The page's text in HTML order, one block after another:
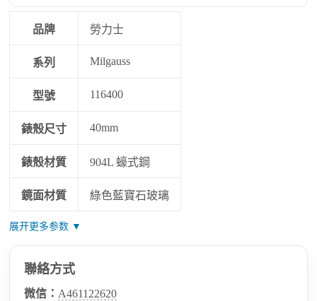
品牌 勞力士
系列 Milgauss
型號 116400
錶殼尺寸 40mm
錶殼材質 904L 蠔式鋼
鏡面材質 綠色藍寶石玻璃
展开更多参数 ▼
聯絡方式
微信： A461122620